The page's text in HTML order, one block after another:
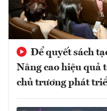
Để quyết sách
Nâng cao hiệu quả
chủ trương phát